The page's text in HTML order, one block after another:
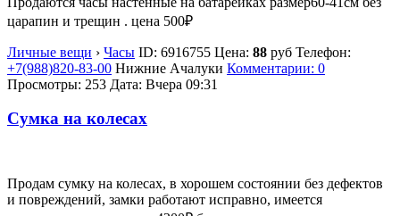
царапин и трещин . цена 500₽
Личные вещи › Часы ID: 6916755 Цена: 88 руб Телефон:
+7(988)820-83-00 Нижние Ачалуки Комментарии: 0
Просмотры: 253 Дата: Вчера 09:31
Сумка на колесах
Продам сумку на колесах, в хорошем состоянии без дефектов
и повреждений, замки работают исправно, имеется